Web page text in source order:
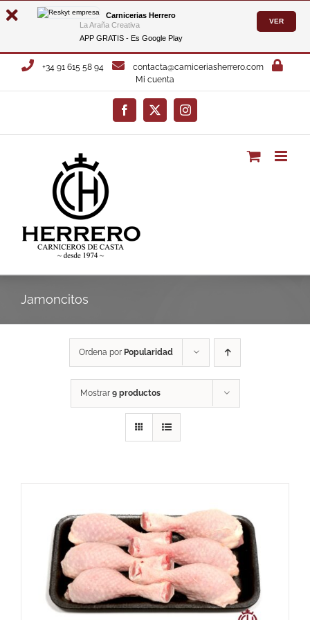
Carnicerias Herrero
La Araña Creativa
APP GRATIS - Es Google Play
VER
Saltar
+34 91 615 58 94
contacta@carniceriasherrero.com
Mi cuenta
Facebook
X Instagram
Jamoncitos
Ordena por Popularidad
Mostrar 9 productos